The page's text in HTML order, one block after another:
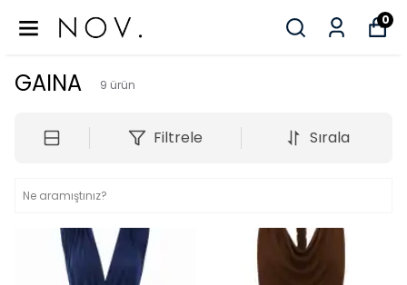
0
GAINA 9 ürün
Filtrele Sırala